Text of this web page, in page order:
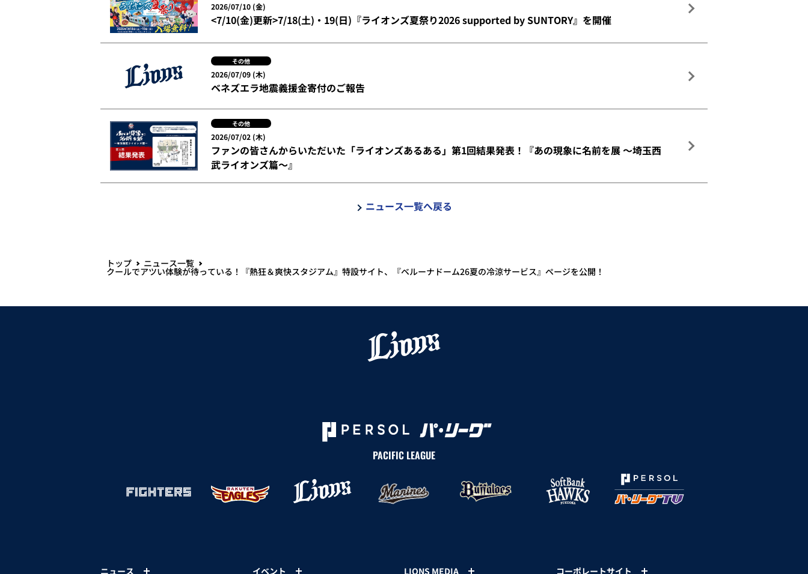
2026/07/10 (金)
<7/10(金)更新>7/18(土)・19(日)『ライオンズ夏祭り2026 supported by SUNTORY』を開催
その他
2026/07/09 (木)
ベネズエラ地震義援金寄付のご報告
その他
2026/07/02 (木)
ファンの皆さんからいただいた「ライオンズあるある」第1回結果発表！『あの現象に名前を展 ～埼玉西
武ライオンズ篇～』
ニュース一覧へ戻る
トップ ニュース一覧
クールでアツい体験が待っている！『熱狂＆爽快スタジアム』特設サイト、『ベルーナドーム26夏の冷涼サービス』ページを公開！
PACIFIC LEAGUE
ニュース イベント LIONS MEDIA コーポレートサイト